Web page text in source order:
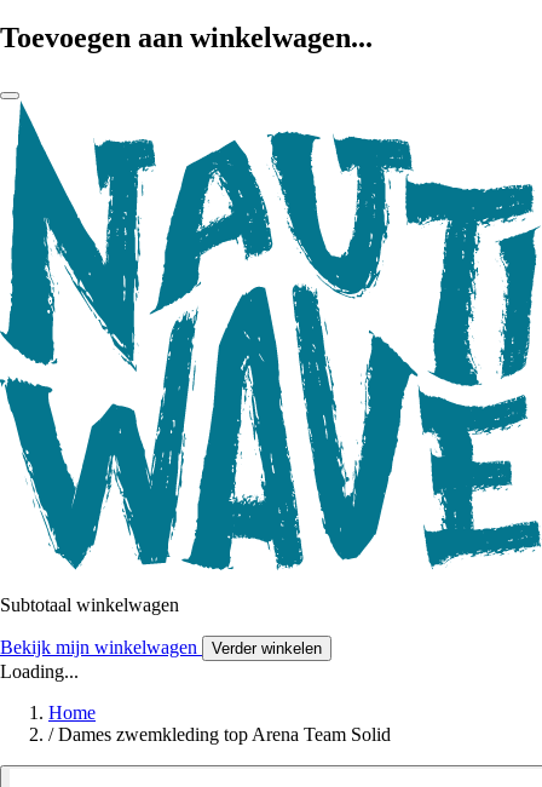
Toevoegen aan winkelwagen...
Subtotaal winkelwagen
Bekijk mijn winkelwagen Verder winkelen
Loading...
Home
/ Dames zwemkleding top Arena Team Solid